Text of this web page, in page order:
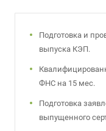
Подготовка и
выпуска КЭП.
ФНС на 15 мес.
Подготовка
выпущенного